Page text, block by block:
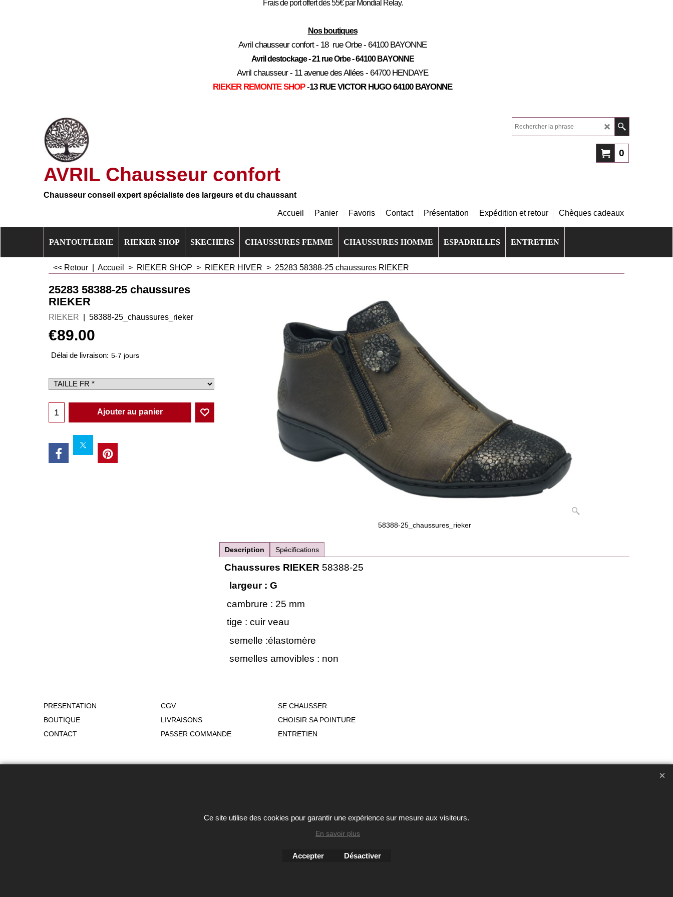
Frais de port offert dès 55€ par Mondial Relay.
Nos boutiques
Avril chausseur confort - 18 rue Orbe - 64100 BAYONNE
Avril destockage - 21 rue Orbe - 64100 BAYONNE
Avril chausseur - 11 avenue des Allées - 64700 HENDAYE
RIEKER REMONTE SHOP -13 RUE VICTOR HUGO 64100 BAYONNE
AVRIL Chausseur confort
Chausseur conseil expert spécialiste des largeurs et du chaussant
0
Accueil Panier Favoris Contact Présentation Expédition et retour Chèques cadeaux
PANTOUFLERIE RIEKER SHOP SKECHERS CHAUSSURES FEMME CHAUSSURES HOMME ESPADRILLES ENTRETIEN
<< Retour Accueil > RIEKER SHOP > RIEKER HIVER > 25283 58388-25 chaussures RIEKER
58388-25_chaussures_rieker
25283 58388-25 chaussures
RIEKER
RIEKER 58388-25_chaussures_rieker
€89.00
Délai de livraison: 5-7 jours
Ajouter au panier
Description Spécifications
Chaussures RIEKER 58388-25
largeur : G
cambrure : 25 mm
tige : cuir veau
semelle :élastomère
semelles amovibles : non
PRESENTATION
BOUTIQUE
CONTACT
CGV
LIVRAISONS
PASSER COMMANDE
SE CHAUSSER
CHOISIR SA POINTURE
ENTRETIEN
avec le logiciel
eCommerce ShopFactory
Ce site utilise des cookies pour garantir une expérience sur mesure aux visiteurs.
En savoir plus
Accepter Désactiver